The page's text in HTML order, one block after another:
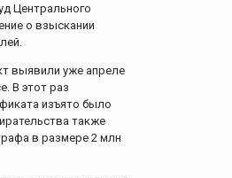
Центрального
о взыскании
выявили уже апреле
В этот раз
изъято было
также
в размере 2 млн